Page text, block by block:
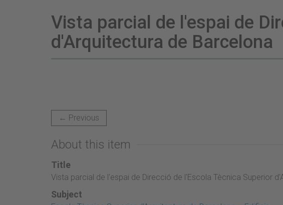
Vista parcial de l'espai de
d'Arquitectura de Barcelona
← Previous
About this item
Title
Vista parcial de l'espai de Direcció de l'Escola Tècnica Superior
Subject